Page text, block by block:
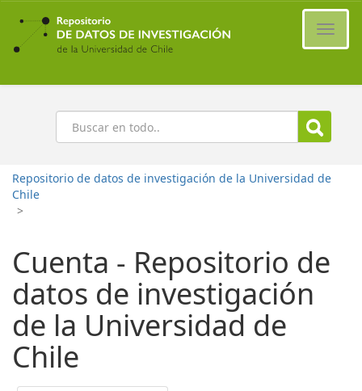
Ir
contenido
principal
Buscar
Repositorio de datos de investigación de la Universidad de
Chile
>
Cuenta - Repositorio de
datos de investigación
de la Universidad de
Chile